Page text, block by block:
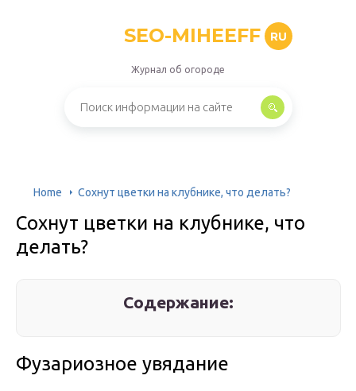
SEO-MIHEEFF RU
Журнал об огороде
Home Сохнут цветки на клубнике, что делать?
Сохнут цветки на клубнике, что
делать?
Содержание:
Фузариозное увядание